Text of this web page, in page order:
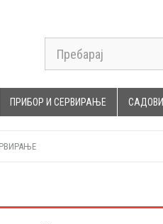
ПРИБОР И СЕРВИРАЊЕ САДОВИ